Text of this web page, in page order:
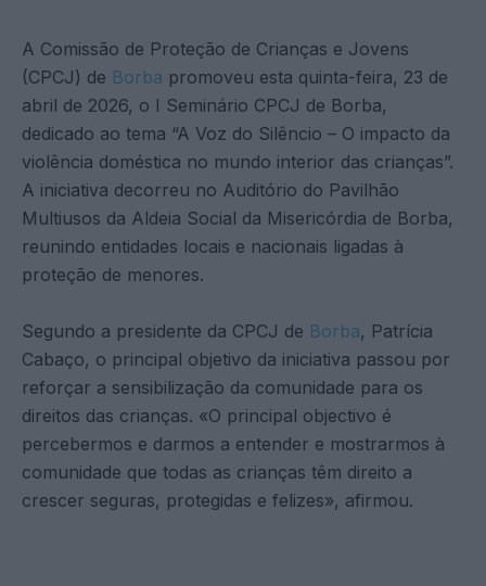
A Comissão de Proteção de Crianças e Jovens
(CPCJ) de Borba promoveu esta quinta-feira, 23 de
abril de 2026, o I Seminário CPCJ de Borba,
dedicado ao tema “A Voz do Silêncio – O impacto da
violência doméstica no mundo interior das crianças”.
A iniciativa decorreu no Auditório do Pavilhão
Multiusos da Aldeia Social da Misericórdia de Borba,
reunindo entidades locais e nacionais ligadas à
proteção de menores.
Segundo a presidente da CPCJ de Borba, Patrícia
Cabaço, o principal objetivo da iniciativa passou por
reforçar a sensibilização da comunidade para os
direitos das crianças. «O principal objectivo é
percebermos e darmos a entender e mostrarmos à
comunidade que todas as crianças têm direito a
crescer seguras, protegidas e felizes», afirmou.